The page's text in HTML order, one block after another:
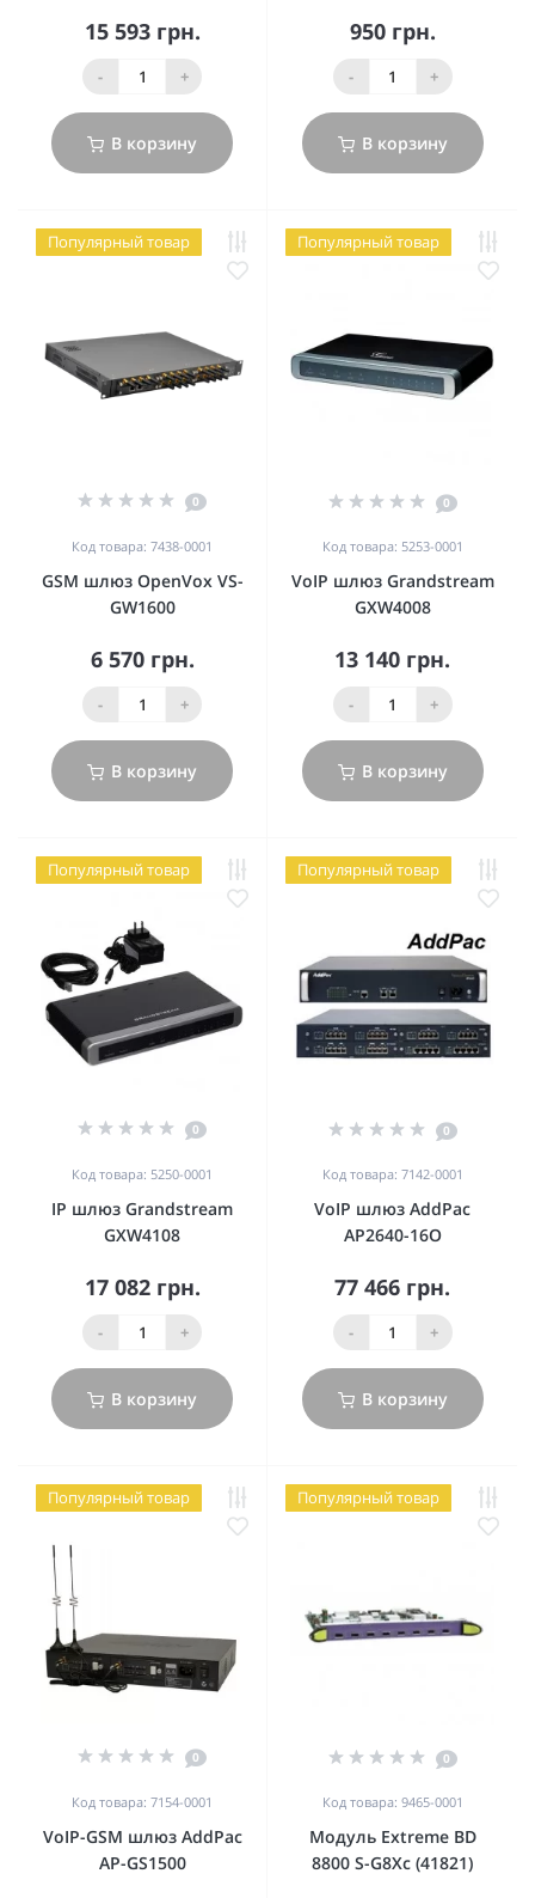
15 593 грн.
- +
В корзину
950 грн.
- +
В корзину
Популярный товар
0
Код товара: 7438-0001
GSM шлюз OpenVox VS-
GW1600
6 570 грн.
- +
В корзину
Популярный товар
0
Код товара: 5253-0001
VoIP шлюз Grandstream
GXW4008
13 140 грн.
- +
В корзину
Популярный товар
0
Код товара: 5250-0001
IP шлюз Grandstream
GXW4108
17 082 грн.
- +
В корзину
Популярный товар
0
Код товара: 7142-0001
VoIP шлюз AddPac
AP2640-16O
77 466 грн.
- +
В корзину
Популярный товар
0
Код товара: 7154-0001
VoIP-GSM шлюз AddPac
AP-GS1500
Популярный товар
0
Код товара: 9465-0001
Модуль Extreme BD
8800 S-G8Xc (41821)